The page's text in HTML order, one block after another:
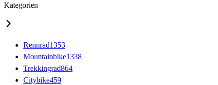
Kategorien
Rennrad1353
Mountainbike1338
Trekkingrad864
Citybike459